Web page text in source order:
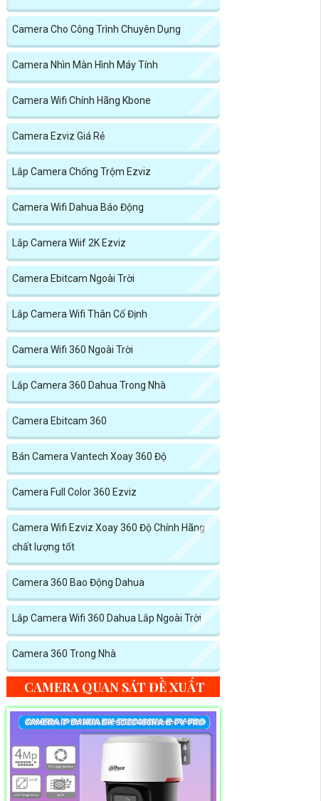
Camera Cho Công Trình Chuyên Dụng
Camera Nhìn Màn Hình Máy Tính
Camera Wifi Chính Hãng Kbone
Camera Ezviz Giá Rẻ
Lắp Camera Chống Trộm Ezviz
Camera Wifi Dahua Báo Động
Lắp Camera Wiif 2K Ezviz
Camera Ebitcam Ngoài Trời
Lắp Camera Wifi Thân Cố Định
Camera Wifi 360 Ngoài Trời
Lắp Camera 360 Dahua Trong Nhà
Camera Ebitcam 360
Bán Camera Vantech Xoay 360 Độ
Camera Full Color 360 Ezviz
Camera Wifi Ezviz Xoay 360 Độ Chính Hãng
chất lượng tốt
Camera 360 Bao Động Dahua
Lắp Camera Wifi 360 Dahua Lắp Ngoài Trời
Camera 360 Trong Nhà
CAMERA QUAN SÁT ĐỀ XUẤT